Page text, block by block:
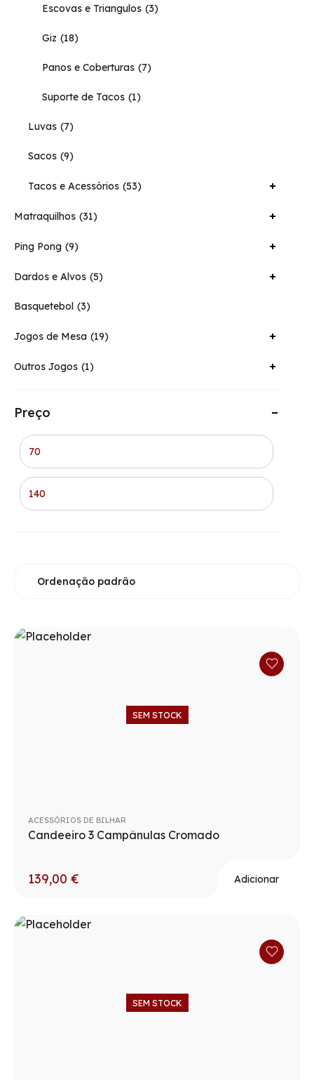
Escovas e Triangulos 3
Giz 18
Panos e Coberturas 7
Suporte de Tacos 1
Luvas 7
Sacos 9
Tacos e Acessórios 53
Matraquilhos 31
Ping Pong 9
Dardos e Alvos 5
Basquetebol 3
Jogos de Mesa 19
Outros Jogos 1
Preço
SEM STOCK
ACESSÓRIOS DE BILHAR
Candeeiro 3 Campânulas Cromado
139,00 € Adicionar
SEM STOCK